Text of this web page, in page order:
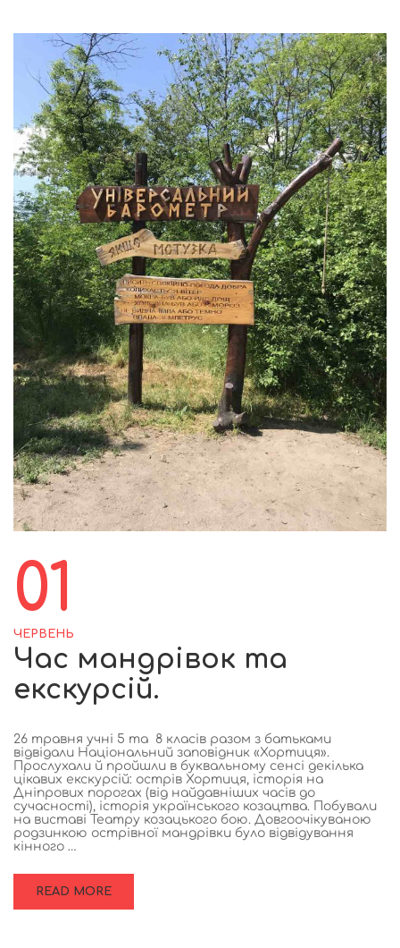
01
ЧЕРВЕНЬ
Час мандрівок та
екскурсій.
26 травня учні 5 та 8 класів разом з батьками
відвідали Національний заповідник «Хортиця».
Прослухали й пройшли в буквальному сенсі декілька
цікавих екскурсій: острів Хортиця, історія на
Дніпрових порогах (від найдавніших часів до
сучасності), історія українського козацтва. Побували
на виставі Театру козацького бою. Довгоочікуваною
родзинкою острівної мандрівки було відвідування
кінного …
READ MORE